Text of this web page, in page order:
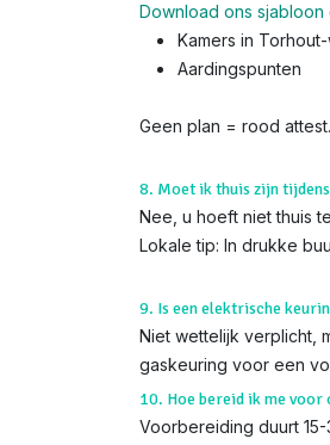
Download ons sjabloon
Kamers in
Aardingspunten
Geen plan = rood
8. Moet ik thuis zijn
Nee, u hoeft niet thuis
Lokale tip: In drukke
9. Is een elektrische
Niet wettelijk verplicht,
gaskeuring voor een
10. Hoe bereid ik me voor
Voorbereiding duurt